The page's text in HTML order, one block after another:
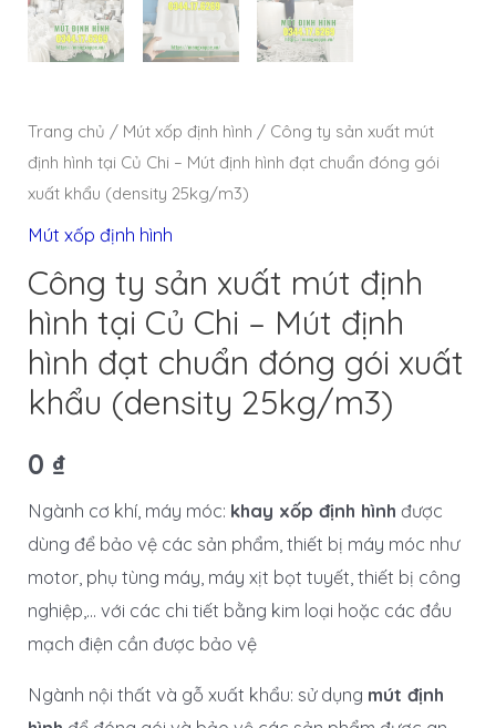
Trang chủ / Mút xốp định hình / Công ty sản xuất mút
định hình tại Củ Chi – Mút định hình đạt chuẩn đóng gói
xuất khẩu (density 25kg/m3)
Mút xốp định hình
Công ty sản xuất mút định
hình tại Củ Chi – Mút định
hình đạt chuẩn đóng gói xuất
khẩu (density 25kg/m3)
0 ₫
Ngành cơ khí, máy móc: khay xốp định hình được
dùng để bảo vệ các sản phẩm, thiết bị máy móc như
motor, phụ tùng máy, máy xịt bọt tuyết, thiết bị công
nghiệp,… với các chi tiết bằng kim loại hoặc các đầu
mạch điện cần được bảo vệ
Ngành nội thất và gỗ xuất khẩu: sử dụng mút định